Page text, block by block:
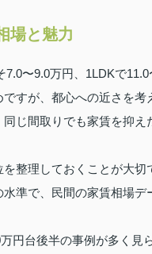
場と魅力
〜9.0万円、1LDKで
すが、都心への近さを考
じ間取りでも家賃を抑え
整理しておくことが大切
準で、民間の家賃相場
円台後半の事例が多く見